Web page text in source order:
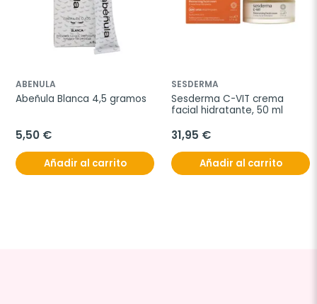
ABENULA
Abeñula Blanca 4,5 gramos
5,50 €
Añadir al carrito
SESDERMA
Sesderma C-VIT crema
facial hidratante, 50 ml
31,95 €
Añadir al carrito